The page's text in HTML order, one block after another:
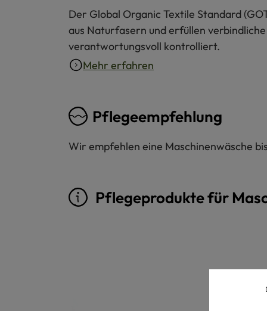
Der Global Organic Textile Standard
aus Naturfasern und erfüllen
verantwortungsvoll kontrolliert.
Mehr erfahren
Pflegeempfehlung
Wir empfehlen eine Maschinenwäsche
Pflegeprodukte für